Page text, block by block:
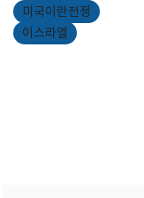
미국이란전쟁
이스라엘